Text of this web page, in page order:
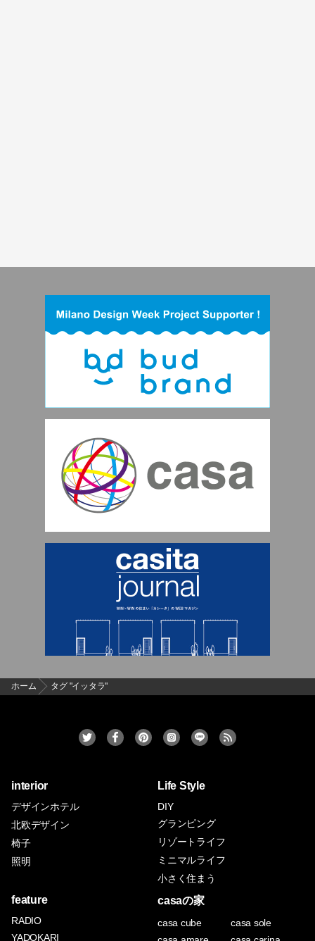
ホーム タグ "イッタラ"
interior
デザインホテル
北欧デザイン
椅子
照明
Life Style
DIY
グランピング
リゾートライフ
ミニマルライフ
小さく住まう
feature
RADIO
YADOKARI
casaの家
casa cube
casa sole